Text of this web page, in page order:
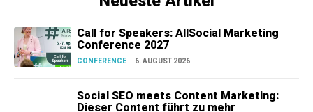
Call for Speakers: AllSocial Marketing
Conference 2027
CONFERENCE 6. AUGUST 2026
Social SEO meets Content Marketing:
Dieser Content führt zu mehr